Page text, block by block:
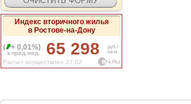
Индекс вторичного жилья
в Ростове-на-Дону
(
+ 0,01%)
к пред.нед. 65 298
руб./
кв.м.
Расчет осуществлен 27.02